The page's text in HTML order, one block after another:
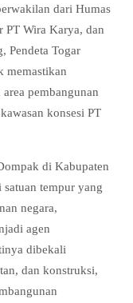
dari Humas
PT Wira Karya, dan
Pendeta Togar
memastikan
pembangunan
konsesi PT
di Kabupaten
tempur yang
negara,
agen
dibekali
dan konstruksi,